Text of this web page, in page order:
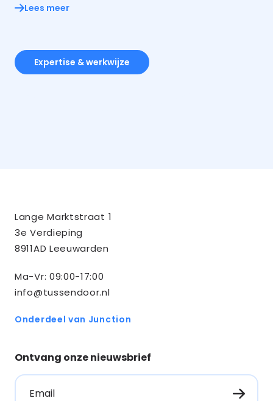
Lees meer
Expertise & werkwijze
informatie
Lange Marktstraat 1
3e Verdieping
8911AD Leeuwarden
Ma-Vr: 09:00-17:00
info@tussendoor.nl
Onderdeel van Junction
Ontvang onze nieuwsbrief
Email